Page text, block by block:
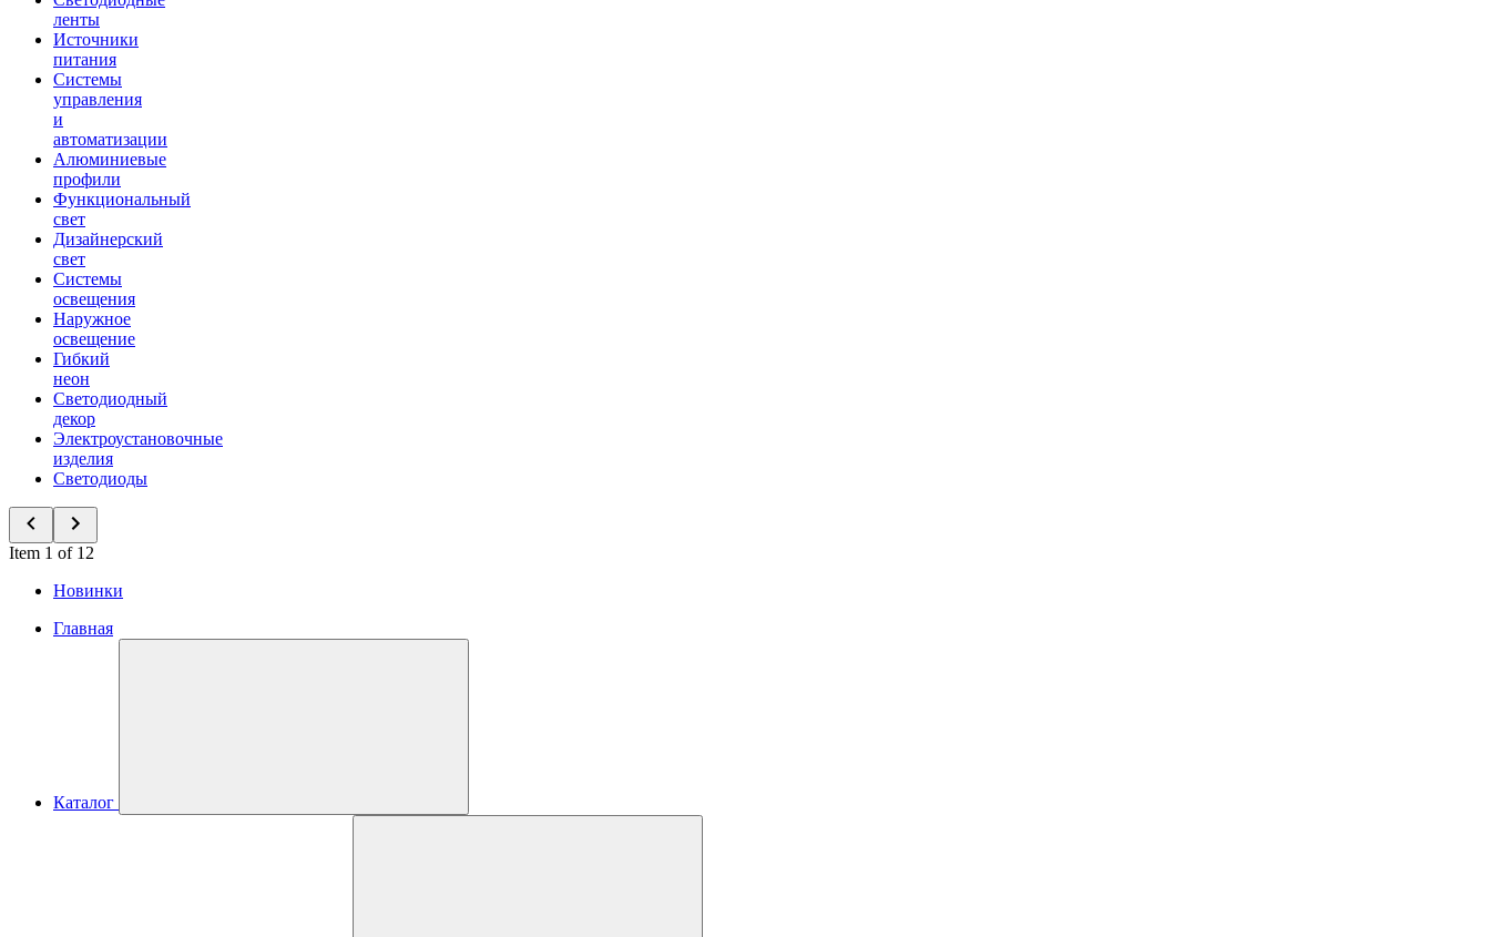
ленты
Источники
питания
Системы
управления
и
автоматизации
Алюминиевые
профили
Функциональный
свет
Дизайнерский
свет
Системы
освещения
Наружное
освещение
Гибкий
неон
Светодиодный
декор
Электроустановочные
изделия
Светодиоды
Item 1 of 12
Новинки
Главная
Каталог